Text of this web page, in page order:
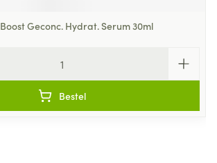
Geconc. Hydrat. Serum 30ml
Bestel